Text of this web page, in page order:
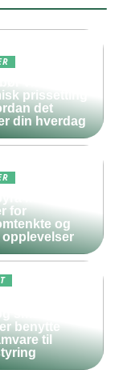
vite om
prissetting
det
din hverdag
med 5
for
og
små
benytte
til